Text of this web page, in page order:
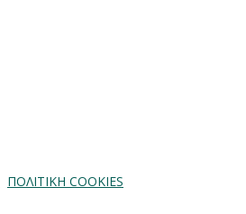
ΠΟΛΙΤΙΚΗ COOKIES